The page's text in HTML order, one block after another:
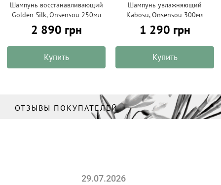
Шампунь восстанавливающий
Golden Silk, Onsensou 250мл
2 890 грн
Купить
Шампунь увлажняющий
Kabosu, Onsensou 300мл
1 290 грн
Купить
ОТЗЫВЫ ПОКУПАТЕЛЕЙ
29.07.2026